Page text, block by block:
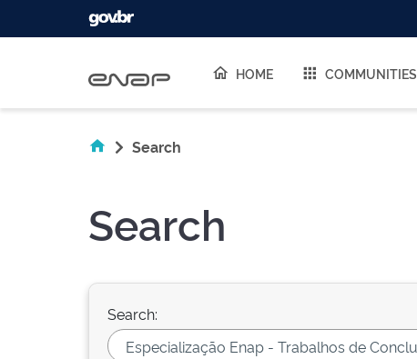
HOME COMMUNITIES
Search
Search
Search: